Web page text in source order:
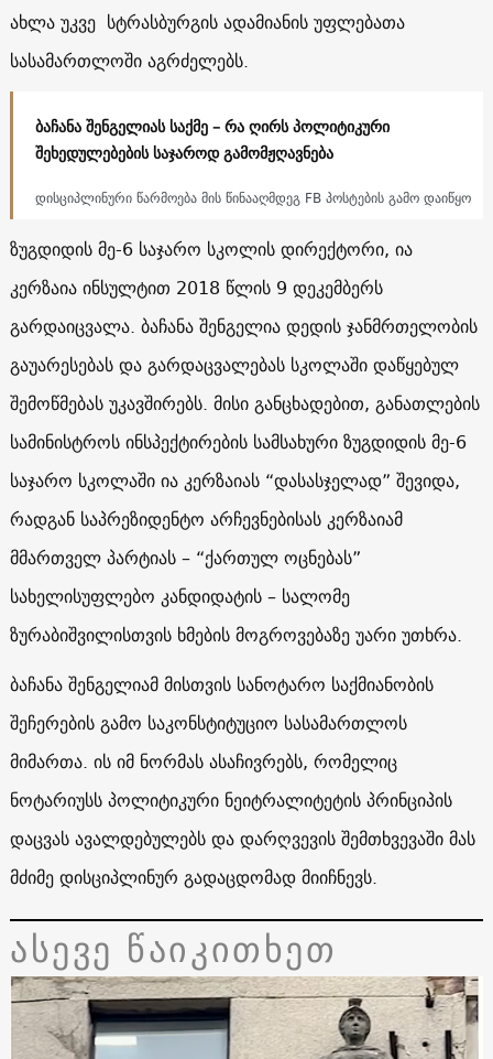
ახლა უკვე სტრასბურგის ადამიანის უფლებათა
სასამართლოში აგრძელებს.
ბაჩანა შენგელიას საქმე – რა ღირს პოლიტიკური
შეხედულებების საჯაროდ გამომჟღავნება
დისციპლინური წარმოება მის წინააღმდეგ FB პოსტების გამო დაიწყო
ზუგდიდის მე-6 საჯარო სკოლის დირექტორი, ია
კერზაია ინსულტით 2018 წლის 9 დეკემბერს
გარდაიცვალა. ბაჩანა შენგელია დედის ჯანმრთელობის
გაუარესებას და გარდაცვალებას სკოლაში დაწყებულ
შემოწმებას უკავშირებს. მისი განცხადებით, განათლების
სამინისტროს ინსპექტირების სამსახური ზუგდიდის მე-6
საჯარო სკოლაში ია კერზაიას “დასასჯელად” შევიდა,
რადგან საპრეზიდენტო არჩევნებისას კერზაიამ
მმართველ პარტიას – “ქართულ ოცნებას”
სახელისუფლებო კანდიდატის – სალომე
ზურაბიშვილისთვის ხმების მოგროვებაზე უარი უთხრა.
ბაჩანა შენგელიამ მისთვის სანოტარო საქმიანობის
შეჩერების გამო საკონსტიტუციო სასამართლოს
მიმართა. ის იმ ნორმას ასაჩივრებს, რომელიც
ნოტარიუსს პოლიტიკური ნეიტრალიტეტის პრინციპის
დაცვას ავალდებულებს და დარღვევის შემთხვევაში მას
მძიმე დისციპლინურ გადაცდომად მიიჩნევს.
ასევე წაიკითხეთ